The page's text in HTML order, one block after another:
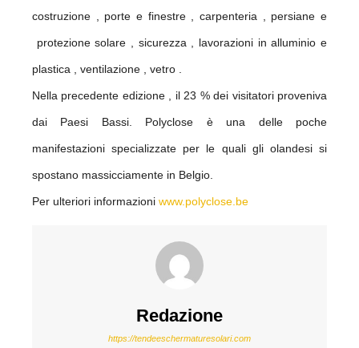
costruzione , porte e finestre , carpenteria , persiane e
protezione solare , sicurezza , lavorazioni in alluminio e
plastica , ventilazione , vetro .
Nella precedente edizione , il 23 % dei visitatori proveniva
dai Paesi Bassi. Polyclose è una delle poche
manifestazioni specializzate per le quali gli olandesi si
spostano massicciamente in Belgio.
Per ulteriori informazioni www.polyclose.be
Redazione
https://tendeeschermaturesolari.com